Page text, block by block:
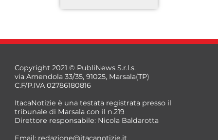
Copyright 2021 © PubliNews S.r.l.s.
via Amendola 33/35, 91025, Marsala(TP)
C.F/P.IVA 02786180816
ItacaNotizie è una testata registrata presso il
tribunale di Marsala con il n.219
Direttore responsabile: Nicola Baldarotta
Email: redazione@itacanotizie.it